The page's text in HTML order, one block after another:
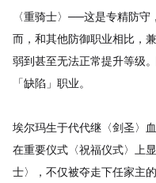
〈重骑士〉──这是专精防
而，和其他防御职业相比，
弱到甚至无法正常提升等级
「缺陷」职业。
埃尔玛生于代代继〈剑圣〉
在重要仪式〈祝福仪式〉上
士〉，不仅被夺走下任家主